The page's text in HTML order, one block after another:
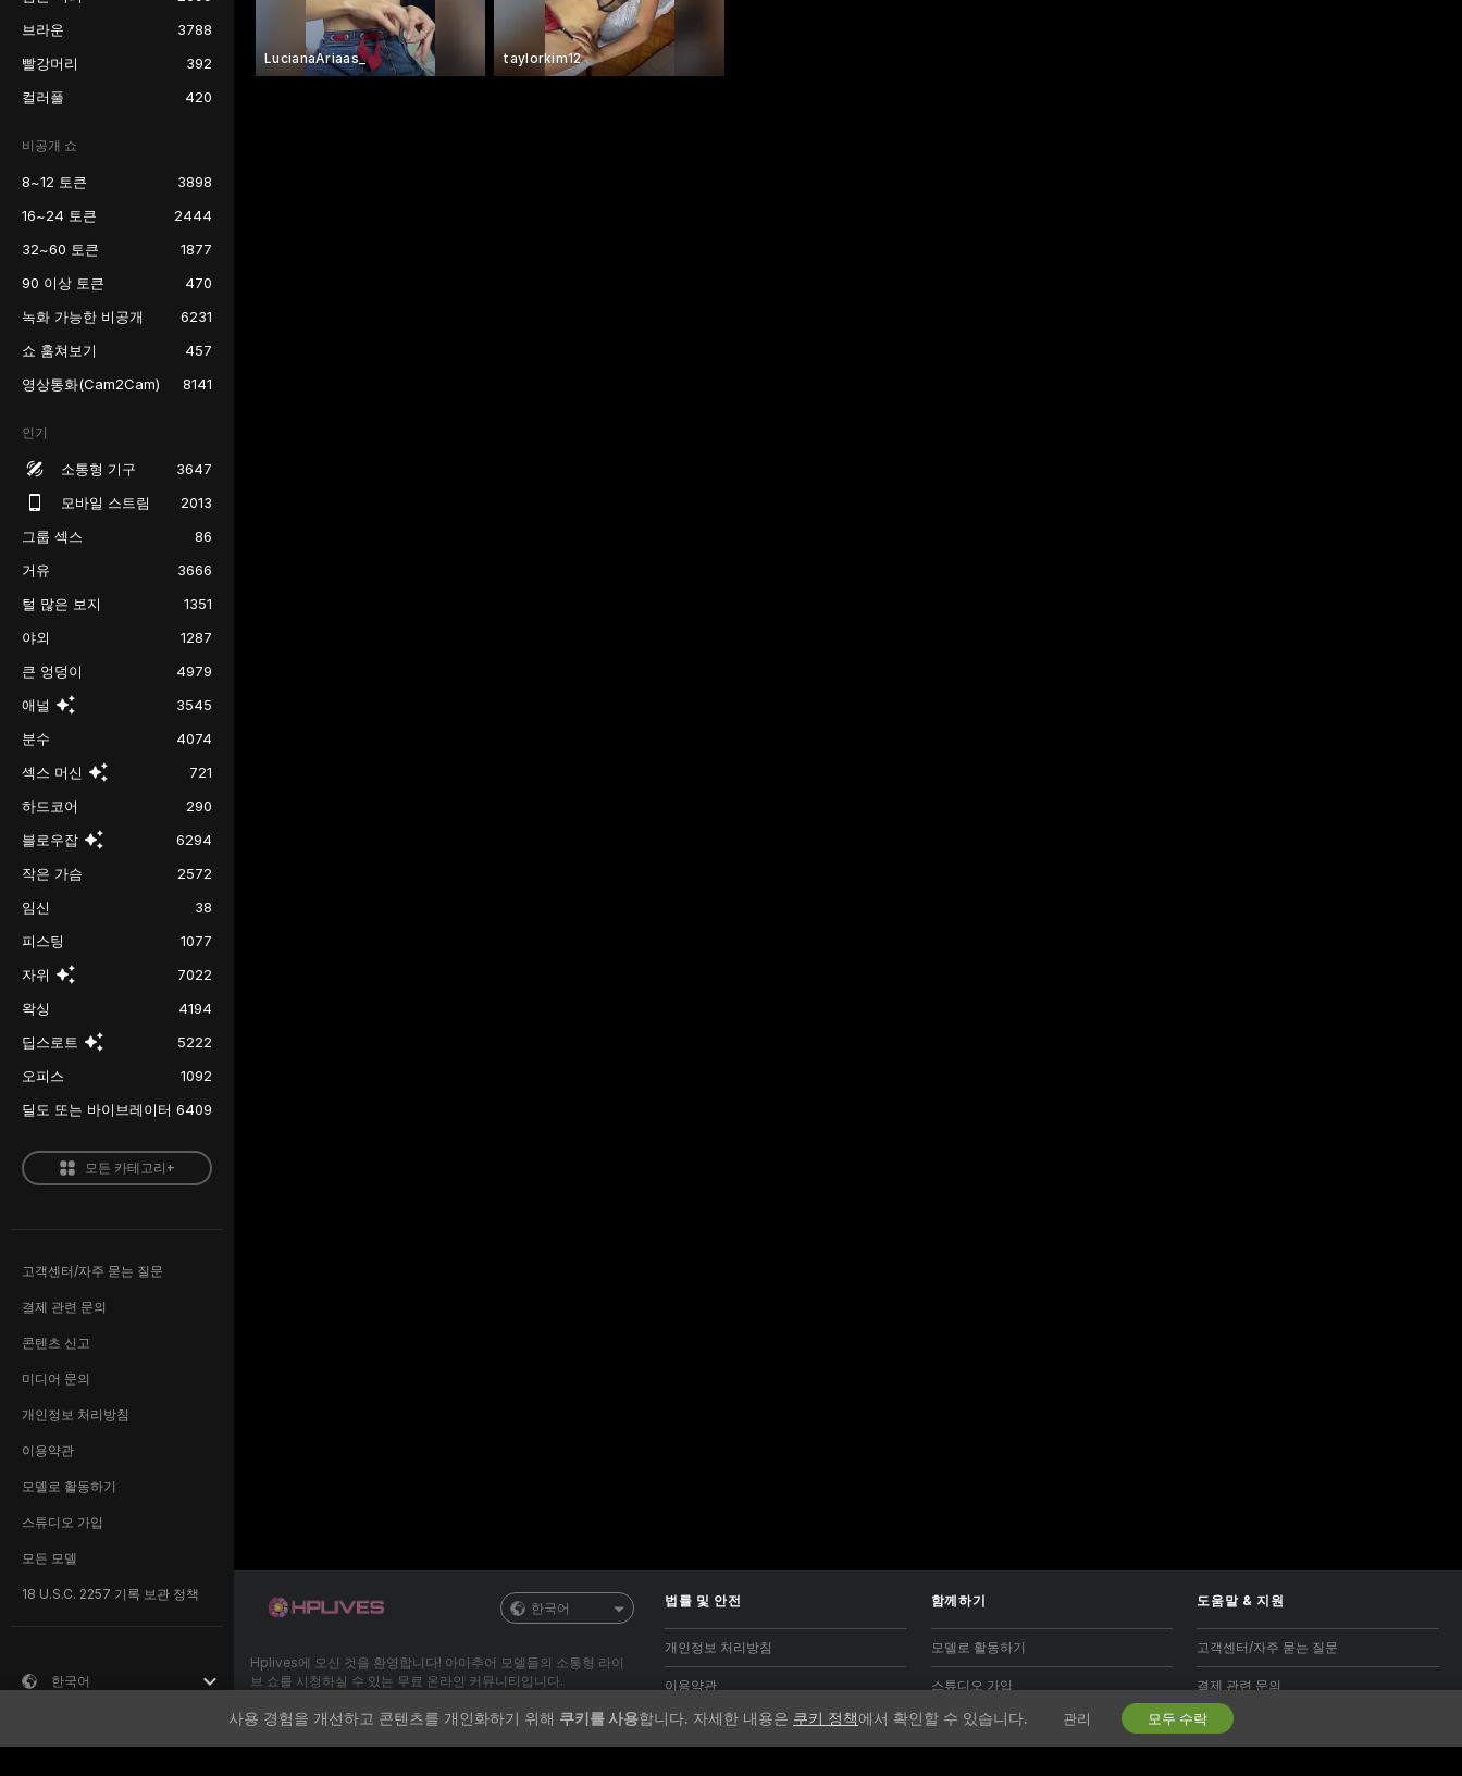
브라운
3788
빨강머리
392
컬러풀
420
비공개 쇼
8~12 토큰
3898
16~24 토큰
2444
32~60 토큰
1877
90 이상 토큰
470
녹화 가능한 비공개
6231
쇼 훔쳐보기
457
영상통화(Cam2Cam)
8141
인기
소통형 기구
3647
모바일 스트림
2013
그룹 섹스
86
거유
3666
털 많은 보지
1351
야외
1287
큰 엉덩이
4979
애널
3545
분수
4074
섹스 머신
721
하드코어
290
블로우잡
6294
작은 가슴
2572
임신
38
피스팅
1077
자위
7022
왁싱
4194
딥스로트
5222
오피스
1092
딜도 또는 바이브레이터 6409
모든 카테고리+
고객센터/자주 묻는 질문
결제 관련 문의
콘텐츠 신고
미디어 문의
개인정보 처리방침
이용약관
모델로 활동하기
스튜디오 가입
모든 모델
18 U.S.C. 2257 기록 보관 정책
한국어
LucianaAriaas_ taylorkim12
한국어
Hplives에 오신 것을 환영합니다! 아마추어 모델들의 소통형 라이
브 쇼를 시청하실 수 있는 무료 온라인 커뮤니티입니다.
Hplives은(는) 100% 무료이며 즉시 액세스할 수 있습니다. 여자,
법률 및 안전
개인정보 처리방침
이용약관
저작권 정책(DMCA)
함께하기
모델로 활동하기
스튜디오 가입
웹캠 제휴 프로그램
도움말&지원
고객센터/자주 묻는 질문
결제 관련 문의
사용 경험을 개선하고 콘텐츠를 개인화하기 위해 쿠키를 사용합니다. 자세한 내용은 쿠키 정책에서 확인할 수 있습니다. 관리 모두 수락